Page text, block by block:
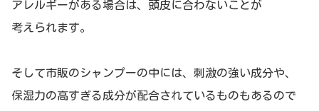
アレルギーがある場合は、頭皮に合わないことが
考えられます。
そして市販のシャンプーの中には、刺激の強い成分や、
保湿力の高すぎる成分が配合されているものもあるので